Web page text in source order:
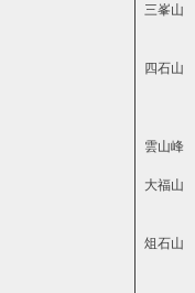
三峯山
四石山
雲山峰
大福山
俎石山